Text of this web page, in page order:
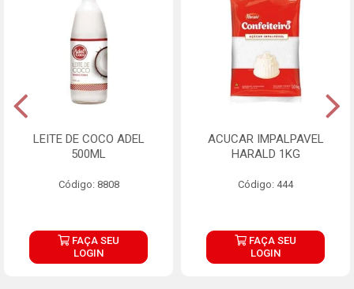
LEITE DE COCO ADEL
500ML
Código: 8808
FAÇA SEU
LOGIN
ACUCAR IMPALPAVEL
HARALD 1KG
Código: 444
FAÇA SEU
LOGIN